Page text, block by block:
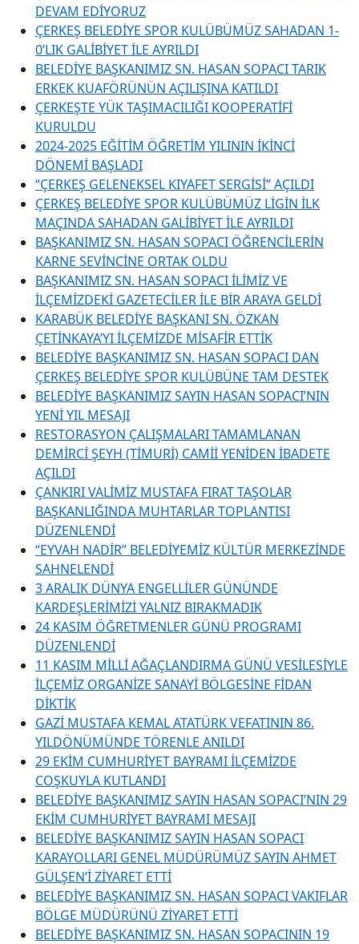
DEVAM EDİYORUZ
ÇERKEŞ BELEDİYE SPOR KULÜBÜMÜZ SAHADAN 1-
0’LIK GALİBİYET İLE AYRILDI
BELEDİYE BAŞKANIMIZ SN. HASAN SOPACI TARIK
ERKEK KUAFÖRÜNÜN AÇILIŞINA KATILDI
ÇERKEŞTE YÜK TAŞIMACILIĞI KOOPERATİFİ
KURULDU
2024-2025 EĞİTİM ÖĞRETİM YILININ İKİNCİ
DÖNEMİ BAŞLADI
“ÇERKEŞ GELENEKSEL KIYAFET SERGİSİ” AÇILDI
ÇERKEŞ BELEDİYE SPOR KULÜBÜMÜZ LİGİN İLK
MAÇINDA SAHADAN GALİBİYET İLE AYRILDI
BAŞKANIMIZ SN. HASAN SOPACI ÖĞRENCİLERİN
KARNE SEVİNCİNE ORTAK OLDU
BAŞKANIMIZ SN. HASAN SOPACI İLİMİZ VE
İLÇEMİZDEKİ GAZETECİLER İLE BİR ARAYA GELDİ
KARABÜK BELEDİYE BAŞKANI SN. ÖZKAN
ÇETİNKAYA’YI İLÇEMİZDE MİSAFİR ETTİK
BELEDİYE BAŞKANIMIZ SN. HASAN SOPACI DAN
ÇERKEŞ BELEDİYE SPOR KULÜBÜNE TAM DESTEK
BELEDİYE BAŞKANIMIZ SAYIN HASAN SOPACI’NIN
YENİ YIL MESAJI
RESTORASYON ÇALIŞMALARI TAMAMLANAN
DEMİRCİ ŞEYH (TİMURİ) CAMİİ YENİDEN İBADETE
AÇILDI
ÇANKIRI VALİMİZ MUSTAFA FIRAT TAŞOLAR
BAŞKANLIĞINDA MUHTARLAR TOPLANTISI
DÜZENLENDİ
“EYVAH NADİR” BELEDİYEMİZ KÜLTÜR MERKEZİNDE
SAHNELENDİ
3 ARALIK DÜNYA ENGELLİLER GÜNÜNDE
KARDEŞLERİMİZİ YALNIZ BIRAKMADIK
24 KASIM ÖĞRETMENLER GÜNÜ PROGRAMI
DÜZENLENDİ
11 KASIM MİLLİ AĞAÇLANDIRMA GÜNÜ VESİLESİYLE
İLÇEMİZ ORGANİZE SANAYİ BÖLGESİNE FİDAN
DİKTİK
GAZİ MUSTAFA KEMAL ATATÜRK VEFATININ 86.
YILDÖNÜMÜNDE TÖRENLE ANILDI
29 EKİM CUMHURİYET BAYRAMI İLÇEMİZDE
COŞKUYLA KUTLANDI
BELEDİYE BAŞKANIMIZ SAYIN HASAN SOPACI’NIN 29
EKİM CUMHURİYET BAYRAMI MESAJI
BELEDİYE BAŞKANIMIZ SAYIN HASAN SOPACI
KARAYOLLARI GENEL MÜDÜRÜMÜZ SAYIN AHMET
GÜLŞEN’İ ZİYARET ETTİ
BELEDİYE BAŞKANIMIZ SN. HASAN SOPACI VAKIFLAR
BÖLGE MÜDÜRÜNÜ ZİYARET ETTİ
BELEDİYE BAŞKANIMIZ SN. HASAN SOPACININ 19